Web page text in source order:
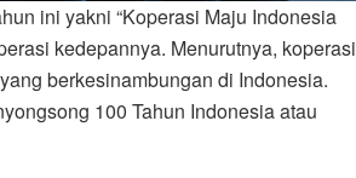
ini yakni “Koperasi Maju Indonesia
kedepannya. Menurutnya, koperasi
berkesinambungan di Indonesia.
100 Tahun Indonesia atau